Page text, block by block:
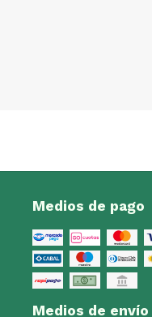
Medios de pago
Medios de envío